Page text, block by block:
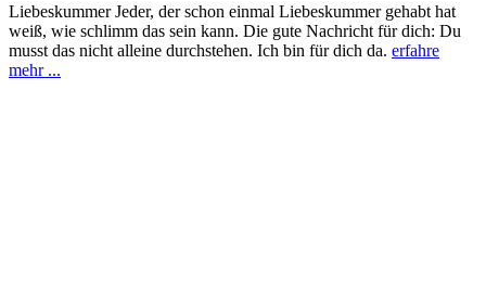
Liebeskummer Jeder, der schon einmal Liebeskummer gehabt hat
weiß, wie schlimm das sein kann. Die gute Nachricht für dich: Du
musst das nicht alleine durchstehen. Ich bin für dich da. erfahre
mehr ...